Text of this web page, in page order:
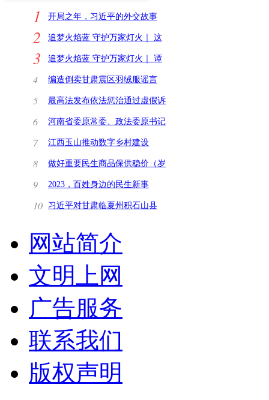
1 开局之年，习近平的外交故事
2
追梦火焰蓝 守护万家灯火｜ 这
里没有火情就是最
3
追梦火焰蓝 守护万家灯火｜ 谭
远林：在“幕后”
4
编造倒卖甘肃震区羽绒服谣言
安徽宿州一网民被
5
最高法发布依法惩治通过虚假诉
讼逃废债典型刑
6
河南省委原常委、政法委原书记
甘荣坤受贿案一
7 江西玉山推动数字乡村建设
8
做好重要民生商品保供稳价（岁
末年初看保障）
9 2023，百姓身边的民生新事
10
习近平对甘肃临夏州积石山县
网站简介
文明上网
广告服务
联系我们
版权声明